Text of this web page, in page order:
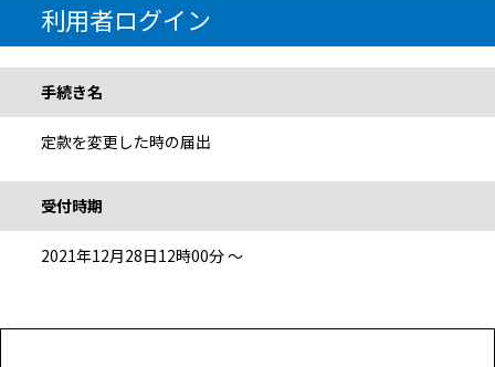
利用者ログイン
手続き名
定款を変更した時の届出
受付時期
2021年12月28日12時00分 ～